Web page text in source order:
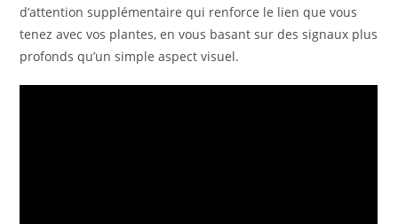
d’attention supplémentaire qui renforce le lien que vous
tenez avec vos plantes, en vous basant sur des signaux plus
profonds qu’un simple aspect visuel.